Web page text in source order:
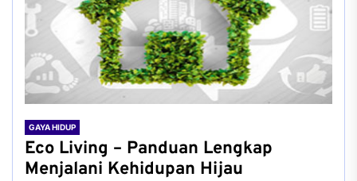
GAYA HIDUP
Eco Living – Panduan Lengkap
Menjalani Kehidupan Hijau